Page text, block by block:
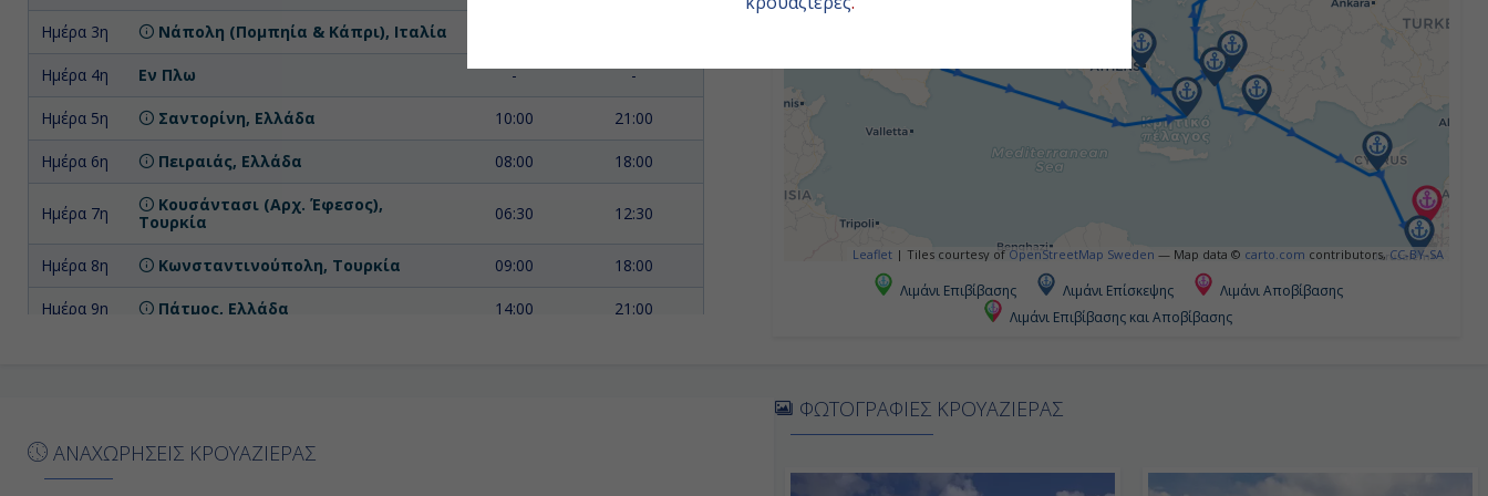
Ημέρα 3η Νάπολη (Πομπηία & Κάπρι), Ιταλία
Ημέρα 4η Εν Πλω - -
Ημέρα 5η Σαντορίνη, Ελλάδα 10:00 21:00
Ημέρα 6η Πειραιάς, Ελλάδα 08:00 18:00
Ημέρα 7η
Κουσάντασι (Αρχ. Έφεσος),
Τουρκία
06:30 12:30
Ημέρα 8η Κωνσταντινούπολη, Τουρκία 09:00 18:00
Ημέρα 9η Πάτμος, Ελλάδα 14:00 21:00
Leaflet | Tiles courtesy of OpenStreetMap Sweden — Map data © carto.com contributors, CC-BY-SA
Λιμάνι Επιβίβασης Λιμάνι Επίσκεψης
Λιμάνι Αποβίβασης
Λιμάνι Επιβίβασης και Αποβίβασης
ΑΝΑΧΩΡΗΣΕΙΣ ΚΡΟΥΑΖΙΕΡΑΣ
ΦΩΤΟΓΡΑΦΙΕΣ ΚΡΟΥΑΖΙΕΡΑΣ